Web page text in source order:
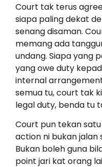
Court tak terus
siapa paling dekat
senang disaman.
memang ada
undang. Siapa yang
yang owe duty
internal
semua tu, court tak
legal duty, benda tu
Court pun tekan
action ni bukan jalan
Bukan boleh guna
point jari kat orang